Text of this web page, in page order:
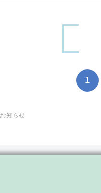
1
お知らせ